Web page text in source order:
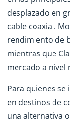
desplazado en
cable coaxial.
rendimiento de
mientras que
mercado a nivel
Para quienes se
en destinos de
una alternativa